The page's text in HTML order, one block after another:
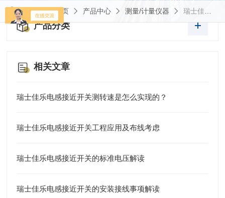
当前位置：首页 产品中心 测量/计量仪器 瑞士佳乐电感接近开关
产品分类
相关文章
瑞士佳乐电感接近开关测转速是怎么实现的？
瑞士佳乐电感接近开关工程应用及布线考虑
瑞士佳乐电感接近开关的标准电压解读
瑞士佳乐电感接近开关的安装接线事项解读